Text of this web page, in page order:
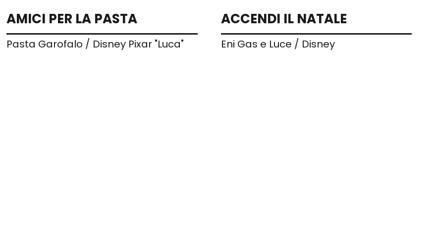
AMICI PER LA PASTA
Pasta Garofalo / Disney Pixar "Luca"
ACCENDI IL NATALE
Eni Gas e Luce / Disney